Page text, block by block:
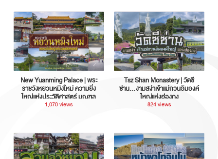
New Yuanming Palace | พระ
ราชวังหยวนหมิงใหม่ ความยิ่ง
ใหญ่แห่งประวัติศาสตร์ มณฑล
กวางตุ้ง ประเทศจีน
1,070 views
Tsz Shan Monastery | วัดซี
ซ่าน…งามสง่าเจ้าแม่กวนอิมองค์
ใหญ่แห่งฮ่องกง
824 views